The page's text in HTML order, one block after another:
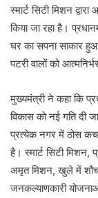
स्मार्ट सिटी मिशन
किया जा रहा है।
घर का सपना साकार
पटरी वालों को
मुख्यमंत्री ने कहा कि
विकास को नई गति दी
प्रत्येक नगर में ठोस
है। स्मार्ट सिटी मिशन,
अमृत मिशन, खुले में शौच
जनकल्याणकारी